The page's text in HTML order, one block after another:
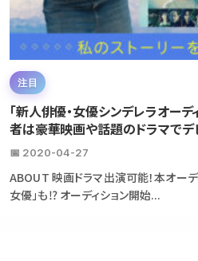
注目
「新人俳優・女優シンデレラオー
者は豪華映画や話題のドラマでデ
📅 2020-04-27
ABOUT 映画ドラマ出演可能！本オー
女優」も⁉ オーディション開始...